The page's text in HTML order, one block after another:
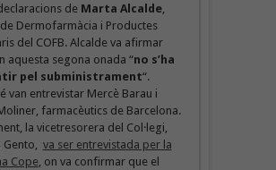
de Marta Alcalde,
Dermofarmàcia i Productes
del COFB. Alcalde va afirmar
aquesta segona onada “no s’ha
pel subministrament“.
van entrevistar Mercè Barau i
farmacèutics de Barcelona.
la vicetresorera del Col·legi,
Gento, va ser entrevistada per la
Cope, on va confirmar que el